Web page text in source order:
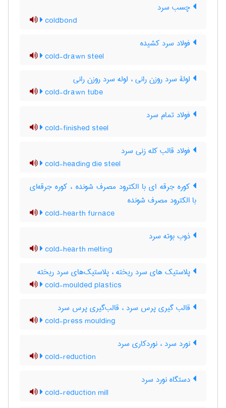
چسب سرد
coldbond
فولاد سرد کشیده
cold-drawn steel
لولۀ سرد روزن رانی ، لوله سرد روزن رانی
cold-drawn tube
فولاد تمام سرد
cold-finished steel
فولاد قالب کله زنی سرد
cold-heading die steel
کوره جرقه ای با الکترود مصرف شونده ، کوره جرقه‌ای
با الکترود مصرف شونده
cold-hearth furnace
ذوب بوته سرد
cold-hearth melting
پلاستیک های سرد ریخته ، پلاستیک‌های سرد ریخته
cold-moulded plastics
قالب گیری پرس سرد ، قالب‌گیری پرس سرد
cold-press moulding
نورد سرد ، نوردکاری سرد
cold-reduction
دستگاه نورد سرد
cold-reduction mill